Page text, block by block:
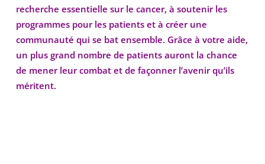
recherche essentielle sur le cancer, à soutenir les
programmes pour les patients et à créer une
communauté qui se bat ensemble. Grâce à votre aide,
un plus grand nombre de patients auront la chance
de mener leur combat et de façonner l’avenir qu’ils
méritent.